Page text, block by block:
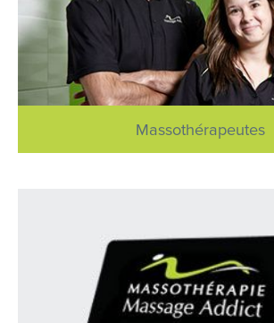
Massothérapeutes